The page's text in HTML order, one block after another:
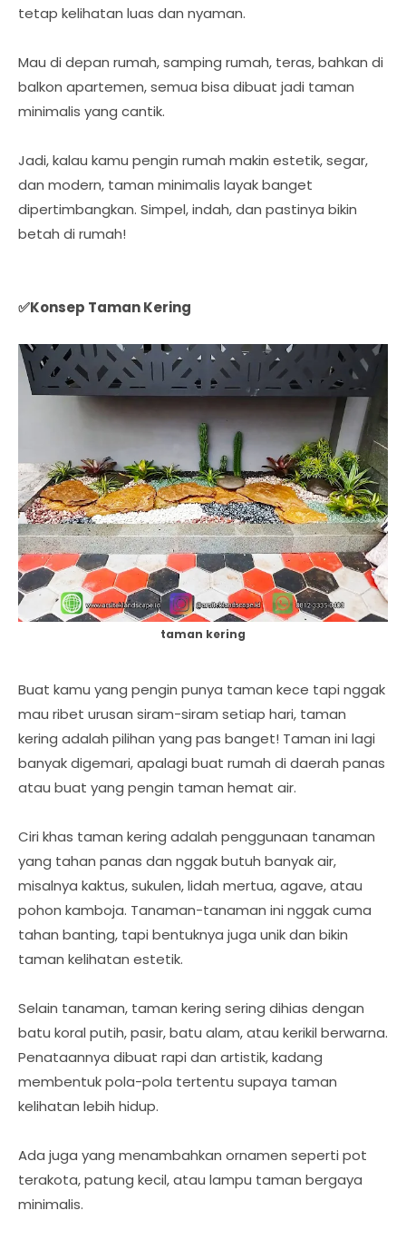
tetap kelihatan luas dan nyaman.
Mau di depan rumah, samping rumah, teras, bahkan di
balkon apartemen, semua bisa dibuat jadi taman
minimalis yang cantik.
Jadi, kalau kamu pengin rumah makin estetik, segar,
dan modern, taman minimalis layak banget
dipertimbangkan. Simpel, indah, dan pastinya bikin
betah di rumah!
✅Konsep Taman Kering
taman kering
Buat kamu yang pengin punya taman kece tapi nggak
mau ribet urusan siram-siram setiap hari, taman
kering adalah pilihan yang pas banget! Taman ini lagi
banyak digemari, apalagi buat rumah di daerah panas
atau buat yang pengin taman hemat air.
Ciri khas taman kering adalah penggunaan tanaman
yang tahan panas dan nggak butuh banyak air,
misalnya kaktus, sukulen, lidah mertua, agave, atau
pohon kamboja. Tanaman-tanaman ini nggak cuma
tahan banting, tapi bentuknya juga unik dan bikin
taman kelihatan estetik.
Selain tanaman, taman kering sering dihias dengan
batu koral putih, pasir, batu alam, atau kerikil berwarna.
Penataannya dibuat rapi dan artistik, kadang
membentuk pola-pola tertentu supaya taman
kelihatan lebih hidup.
Ada juga yang menambahkan ornamen seperti pot
terakota, patung kecil, atau lampu taman bergaya
minimalis.